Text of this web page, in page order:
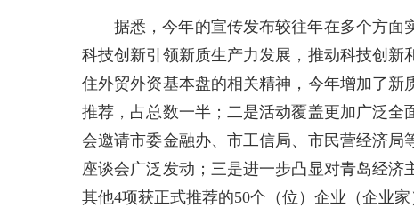
据悉，今年的宣传发布较往年在多个方面
科技创新引领新质生产力发展，推动科技创
住外贸外资基本盘的相关精神，今年增加了
推荐，占总数一半；二是活动覆盖更加广泛
会邀请市委金融办、市工信局、市民营经济
座谈会广泛发动；三是进一步凸显对青岛经
其他4项获正式推荐的50个（位）企业（企业